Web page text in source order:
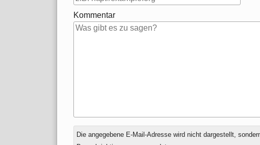
Kommentar
Antwort
zu
Die angegebene E-Mail-Adresse wird nicht dargestellt,